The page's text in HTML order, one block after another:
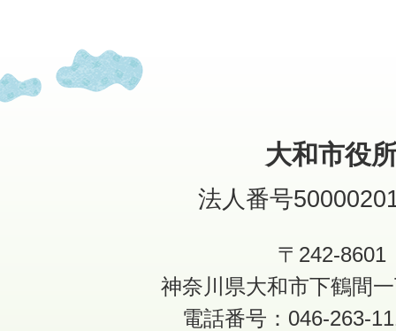
大和市役
法人番号
〒242-8601
神奈川県大和市下鶴間
電話番号：046-263-